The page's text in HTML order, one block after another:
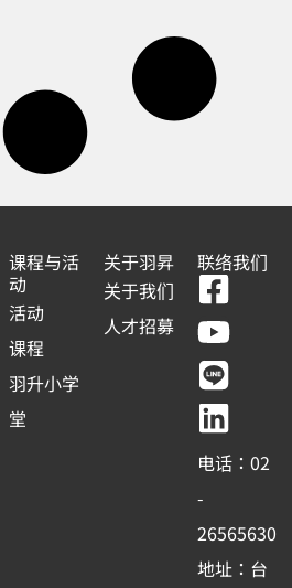
课程与活
动
活动
课程
羽升小学
堂
关于羽昇
关于我们
人才招募
联络我们
F
a
c
e
b
o
o
k
-
Y
o
u
t
u
b
e
L
i
n
e
L
i
n
k
e
d
i
n
电话：02
-
26565630
地址：台